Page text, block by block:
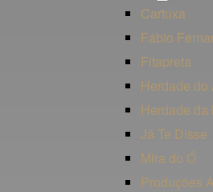
menu
Cartuxa
Fábio
Fitapreta
Herdade do
Herdade da
Já Te Disse
Mira do Ó
Produções